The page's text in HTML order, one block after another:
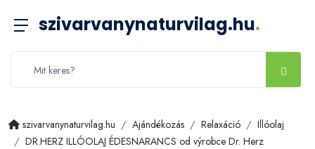
szivarvanynaturvilag.hu.
szivarvanynaturvilag.hu Ajándékozás Relaxáció
Illóolaj
DR.HERZ ILLÓOLAJ ÉDESNARANCS od výrobce Dr. Herz